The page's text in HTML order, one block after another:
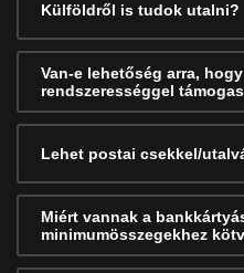
Külföldről is tudok utalni?
Van-e lehetőség arra,
rendszerességgel
Lehet postai csekkel/
Miért vannak a
minimumösszegekhez